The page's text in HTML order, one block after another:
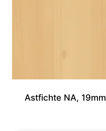
Astfichte NA, 19mm